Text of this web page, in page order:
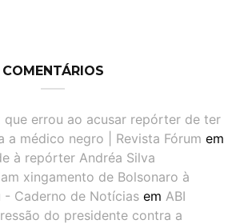
COMENTÁRIOS
errou ao acusar repórter de ter
médico negro | Revista Fórum em
à repórter Andréa Silva
xingamento de Bolsonaro à
Caderno de Notícias em ABI
do presidente contra a